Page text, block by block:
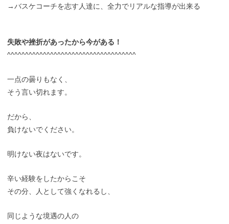
→バスケコーチを志す人達に、全力でリアルな指導が出来る
失敗や挫折があったから今がある！
^^^^^^^^^^^^^^^^^^^^^^^^^^^^^^^^^^^^
一点の曇りもなく、
そう言い切れます。
だから、
負けないでください。
明けない夜はないです。
辛い経験をしたからこそ
その分、人として強くなれるし、
同じような境遇の人の